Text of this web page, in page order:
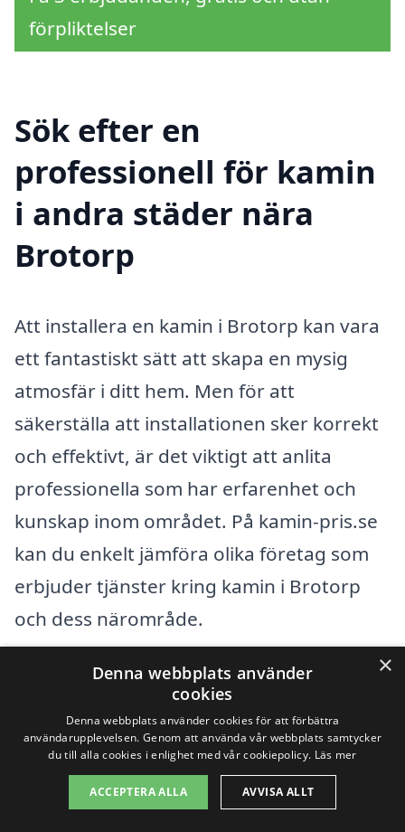
förpliktelser
Sök efter en
professionell för kamin
i andra städer nära
Brotorp
Att installera en kamin i Brotorp kan vara
ett fantastiskt sätt att skapa en mysig
atmosfär i ditt hem. Men för att
säkerställa att installationen sker korrekt
och effektivt, är det viktigt att anlita
professionella som har erfarenhet och
kunskap inom området. På kamin-pris.se
kan du enkelt jämföra olika företag som
erbjuder tjänster kring kamin i Brotorp
och dess närområde.
När du letar efter hjälp med kamin i
överväga företag i de omgivande
städerna. Här är några närliggande
platser där du kan hitta kvalificerade
×
Denna webbplats använder
cookies
Denna webbplats använder cookies för att förbättra
användarupplevelsen. Genom att använda vår webbplats samtycker
du till alla cookies i enlighet med vår cookiepolicy. Läs mer
ACCEPTERA ALLA AVVISA ALLT